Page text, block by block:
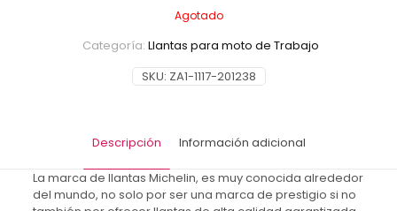
Agotado
SKU: ZA1-1117-201238
Categoría: Llantas para moto de Trabajo
Descripción Información adicional
La marca de llantas Michelin, es muy conocida alrededor
del mundo, no solo por ser una marca de prestigio si no